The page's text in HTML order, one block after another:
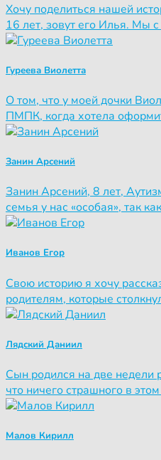
Хочу поделиться нашей
16 лет, зовут его Илья. Мы
Гуреева Виолетта
О том, что у моей дочки
ПМПК, когда хотела
Занин Арсений
Занин Арсений, 8 лет,
семья у нас «особая», так
Иванов Егор
Свою историю я хочу
родителям, которые
Лядский Даниил
Сын родился на две недели
что ничего страшного в
Малов Кирилл